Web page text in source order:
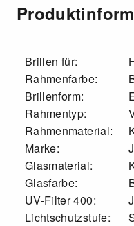
Brillen für:
Rahmenfarbe:
Brillenform:
Rahmentyp:
Rahmenmaterial:
Marke:
Glasmaterial:
Glasfarbe:
UV-Filter 400:
Lichtschutzstufe: